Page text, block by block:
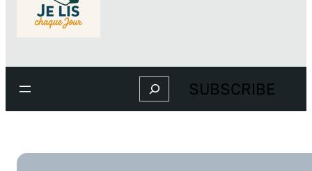
Search SUBSCRIBE